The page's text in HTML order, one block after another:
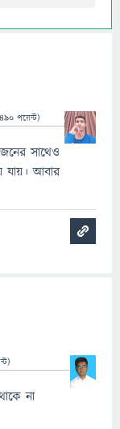
পয়েন্ট)
সাথেও
যায়। আবার
না